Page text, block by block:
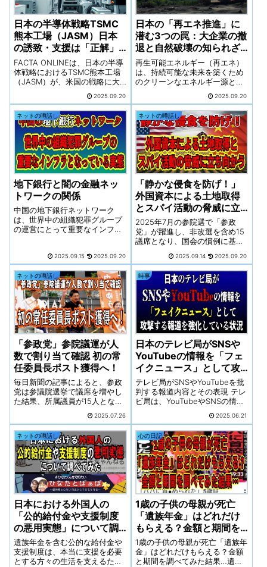
日本の半導体戦略TSMC
熊本工場（JASM）日本
の誘致・支援は「正解」
だったのか？
FACTA ONLINEは、日本の半導
体戦略におけるTSMC熊本工場
（JASM）が、米国の戦略に大
異なる様相を呈している可能性
を指摘していますね。この記事
が提起する「TSMCの米国シフ
ト」と「熊本工場の低稼働率」
という二つの論点を軸に、日本
の誘致・支援策の是非、そして
政府間の思惑や既得権益といっ
た、より深層的な視点も含めて
考察します。
2025.09.20
日本の「再エネ推進」に
潜む3つの罠：大企業の撤
退と自然破壊の知られざ
る真相
再生可能エネルギー（再エネ）
は、持続可能な未来を築くため
のクリーンなエネルギー源とし
ージを持たれています。しかし
その裏側では、経済合理性や環
境保護の観点から、深刻な問題
が次々と噴出しているのが現実
です。例えば、国内初の大規模
プロジェクトを「総取り」した
三菱商事が巨大な洋上風力発電
事業から撤退するというニュー
ス。
2025.09.20
ネットの噂話し
地下銀行と闇の金融ネッ
トワークの関係
中国の地下銀行ネットワーク
は、世界中の組織犯罪グループ
の運営にとって重要なインフラ
は空飛ぶお金と呼ばれており、
本来の銀行規制の外側で、闇の
ネットワークを操り、麻薬密売
からサイバー犯罪まで、さまざ
まな違法な活動を支援している
のです。世界中の中国の地下銀
行網と組織犯罪グループの間に
は、そういった共生関係があ
り、規制上の監視を超えて運営
されているのです。
2025.09.15 2025.09.20
ネットの噂話し
「静かな侵食を防げ！」
外国資本による土地取得
とスパイ活動の脅威に立
ち向かう
2025年7月の参院選で「参政
党」が躍進し、非改選を含め15
議席となり、国会の慣例に基づ
得する見通しとなりました。こ
の政治的影響力の拡大に伴い、
同党が長年訴えてきた「外国資
本による土地買収規制」や「ス
パイ活動防止法の制定」に注目
が集まっています。今回は、外
国資本による土地取得の実態、
スパイ防止法を欠く日本の現
状、そして「静かなる侵略」へ
の備えとして私たちが取るべき
行動を、データと国際比較を交
えて考察したいと思います。
2025.09.14 2025.09.20
ネットの噂話し
「参政党」参院議運が人
数で割り当て確認 初の常
任委員長ポスト獲得へ！
毎日新聞の記事によると、参政
党は参議院選挙で議席を増やし
た結果、所属議員が15人とな
り、初めて常任委員長のポスト
を獲得する見通しとなりました
。
2025.07.26
時事
日本のテレビ局がSNSや
YouTubeの情報を「フェ
イクニュース」として攻
撃する報道を強化してい
る状況
テレビ局がSNSやYouTubeを批
判する報道内容とその表現 テレ
ビ局は、YouTubeやSNSの情報
を「デマだらけ」「フェイク情
報」であると繰り返し報道して
います.マスメディアがSNSに負
けたと言い出すなど、自らの影
響力低下に危機感を抱いている
様子がうかがえます
2025.06.21
ネットの噂話し
日本における外国人の
「公的給付金や支援制度
の悪用実態」について調
べてみた
遺族年金を含む公的な給付金や
支援制度は、本当に支援を必要
とする方々の生活を支えるため
心の日記
1歳の子供の母親が死亡
「遺族年金」はどれだけ
もらえる？金額と期間を
調べてみた結果…
1歳の子供の母親が死亡「遺族年
金」はどれだけもらえる？金額
と期間を調べてみた結果…遺族